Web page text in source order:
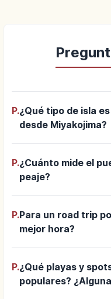
P.¿Qué tipo de isla
desde Miyakojima?
P.¿Cuánto mide el
peaje?
P.Para un road trip
mejor hora?
P.¿Qué playas y
populares?